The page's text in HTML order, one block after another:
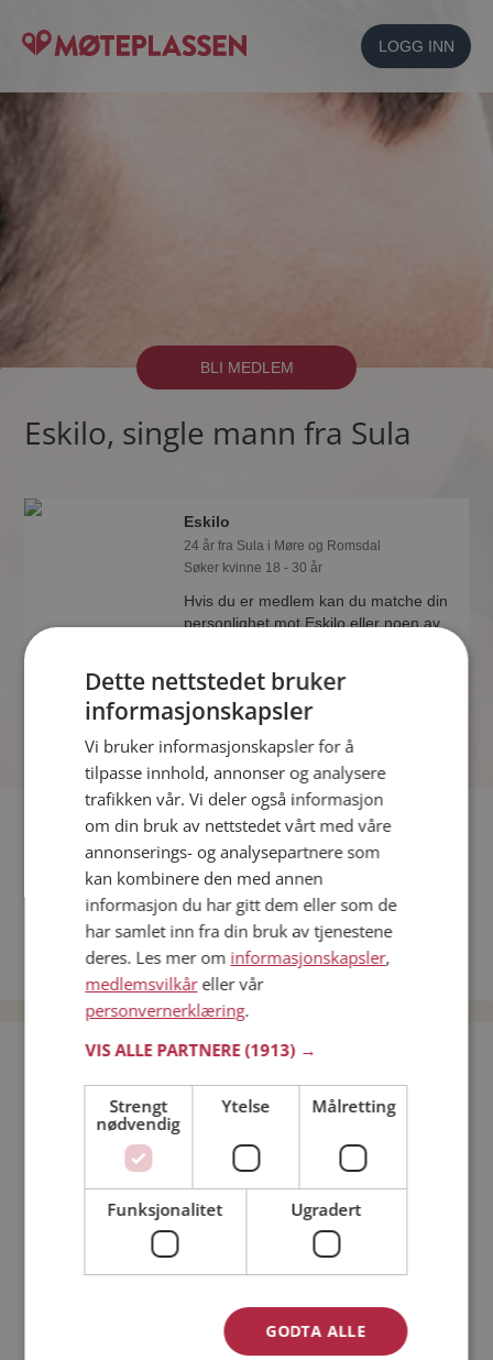
LOGG INN
BLI MEDLEM
Eskilo, single mann fra Sula
Eskilo
24 år fra Sula i Møre og Romsdal
Søker kvinne 18 - 30 år
Hvis du er medlem kan du matche din
personlighet mot Eskilo eller noen av
Fler single
Flere singlemenn fra Sula:Stig Arild,Isak
Kvinner fra Sula
Date kvinner i Norge
Date menn i Norge
Bli medlem gratis!
Jeg er en:
Dette nettstedet bruker
informasjonskapsler
Vi bruker informasjonskapsler for å
tilpasse innhold, annonser og analysere
trafikken vår. Vi deler også informasjon
om din bruk av nettstedet vårt med våre
annonserings- og analysepartnere som
kan kombinere den med annen
informasjon du har gitt dem eller som de
har samlet inn fra din bruk av tjenestene
deres. Les mer om informasjonskapsler,
medlemsvilkåreller vår
personvernerklæring.
VIS ALLE PARTNERE(1913) →
Strengt
nødvendig
Ytelse Målretting
Funksjonalitet Ugradert
GODTA ALLE